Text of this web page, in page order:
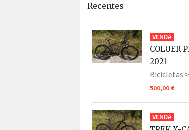
Recentes
VENDA
COLUER
2021
Bicicletas >
500,00 €
VENDA